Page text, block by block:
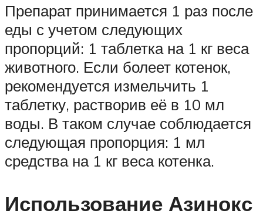
Препарат принимается 1 раз после
еды с учетом следующих
пропорций: 1 таблетка на 1 кг веса
животного. Если болеет котенок,
рекомендуется измельчить 1
таблетку, растворив её в 10 мл
воды. В таком случае соблюдается
следующая пропорция: 1 мл
средства на 1 кг веса котенка.
Использование Азинокс